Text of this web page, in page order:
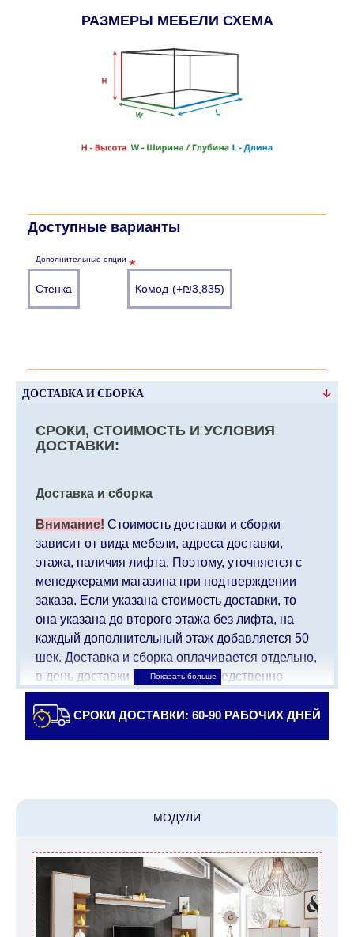
РАЗМЕРЫ МЕБЕЛИ СХЕМА
Доступные варианты
Дополнительные опции
Стенка Комод (+₪3,835)
ДОСТАВКА И СБОРКА
СРОКИ, СТОИМОСТЬ И УСЛОВИЯ
ДОСТАВКИ:
Доставка и сборка
Внимание! Стоимость доставки и сборки
зависит от вида мебели, адреса доставки,
этажа, наличия лифта. Поэтому, уточняется с
менеджерами магазина при подтверждении
заказа. Если указана стоимость доставки, то
она указана до второго этажа без лифта, на
каждый дополнительный этаж добавляется 50
шек. Доставка и сборка оплачивается отдельно,
в день доставки мебели непосредственно
доставщику/сборщику мебели. Доставка в
населенные пункты, которые находятся далеко
индивидуально, предварительно уточняя с
клиентов. В случае, если для транспортировки
товара требуется кран (маноф), клиент обязан
найти, заказать и оплатить услуги крана
самостоятельно.
СРОКИ ДОСТАВКИ: 60-90 РАБОЧИХ ДНЕЙ
МОДУЛИ